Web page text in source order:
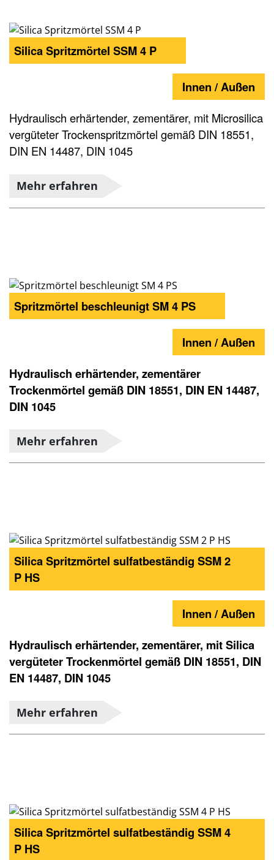
Silica Spritzmörtel SSM 4 P
Innen / Außen
Hydraulisch erhärtender, zementärer, mit Microsilica
vergüteter Trockenspritzmörtel gemäß DIN 18551,
DIN EN 14487, DIN 1045
Mehr erfahren
Spritzmörtel beschleunigt SM 4 PS
Innen / Außen
Hydraulisch erhärtender, zementärer
Trockenmörtel gemäß DIN 18551, DIN EN 14487,
DIN 1045
Mehr erfahren
Silica Spritzmörtel sulfatbeständig SSM 2
P HS
Innen / Außen
Hydraulisch erhärtender, zementärer, mit Silica
vergüteter Trockenmörtel gemäß DIN 18551, DIN
EN 14487, DIN 1045
Mehr erfahren
Silica Spritzmörtel sulfatbeständig SSM 4
P HS